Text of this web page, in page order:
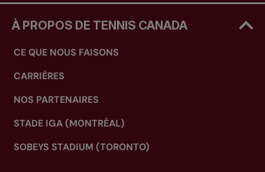
À PROPOS DE TENNIS CANADA
CE QUE NOUS FAISONS
CARRIÈRES
NOS PARTENAIRES
STADE IGA (MONTRÉAL)
SOBEYS STADIUM (TORONTO)